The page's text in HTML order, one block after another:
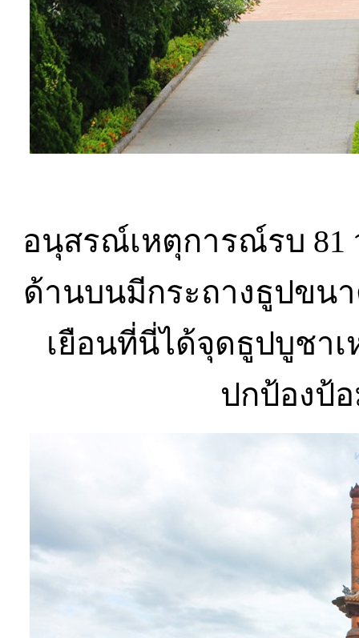
อนุสรณ์เหตุการณ์รบ 81
ด้านบนมีกระถางธูปขน
เยือนที่นี่ได้จุดธูปบูชา
ปกป้องป้